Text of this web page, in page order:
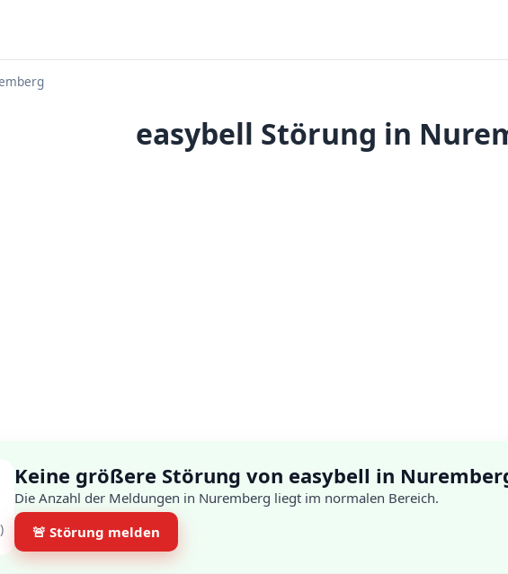
easybell Störung in
Keine größere Störung von easybell in
Die Anzahl der Meldungen in Nuremberg liegt im normalen Bereich.
🚨 Störung melden